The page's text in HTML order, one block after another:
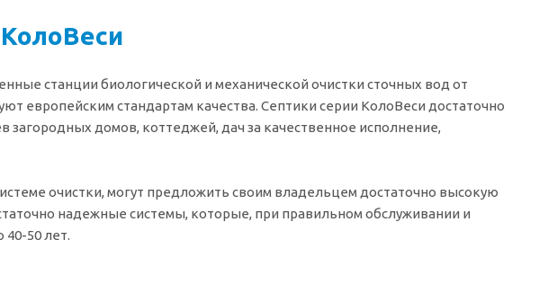
станции биологической и механической очистки сточных вод от
европейским стандартам качества. Септики серии КолоВеси достаточно
домов, коттеджей, дач за качественное исполнение,
очистки, могут предложить своим владельцем достаточно высокую
надежные системы, которые, при правильном обслуживании и
40-50 лет.